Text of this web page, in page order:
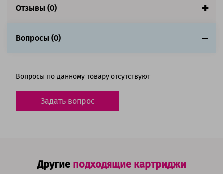
Отзывы (0)
Вопросы (0)
Вопросы по данному товару отсутствуют
Задать вопрос
Другие подходящие картриджи